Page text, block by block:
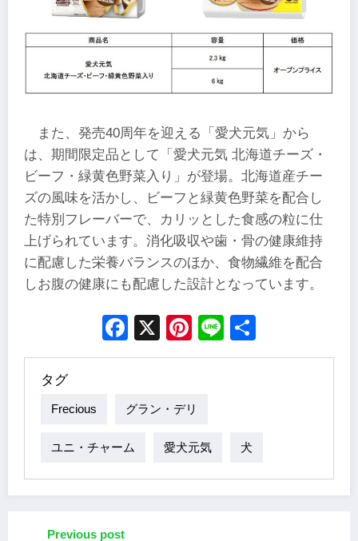
また、発売40周年を迎える「愛犬元気」から
は、期間限定品として「愛犬元気 北海道チーズ・
ビーフ・緑黄色野菜入り」が登場。北海道産チー
ズの風味を活かし、ビーフと緑黄色野菜を配合し
た特別フレーバーで、カリッとした食感の粒に仕
上げられています。消化吸収や歯・骨の健康維持
に配慮した栄養バランスのほか、食物繊維を配合
しお腹の健康にも配慮した設計となっています。
Facebook
X Pinterest
Line
タグ
Frecious グラン・デリ
ユニ・チャーム 愛犬元気 犬
Previous post